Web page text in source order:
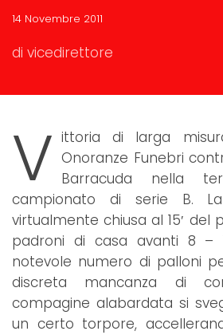
14 Novembre 2011
di vicedirettore
V ittoria di larga
Onoranze Funebri
Barracuda nella
campionato di serie B.
virtualmente chiusa al 15′ del
padroni di casa avanti 8 –
notevole numero di palloni
discreta mancanza di
compagine alabardata si
un certo torpore,